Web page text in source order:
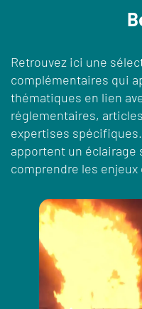
Retrouvez ici une
complémentaires qui
thématiques en lien
réglementaires,
expertises
apportent un
comprendre les